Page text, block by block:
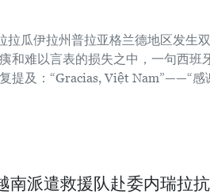
拉瓜伊拉州普拉亚格兰德地区发生
和难以言表的损失之中，一句西班
提及：“Gracias, Việt Nam”——“感
南派遣救援队赴委内瑞拉抗